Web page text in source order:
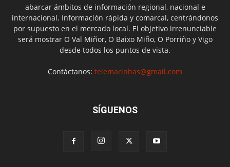
abarcar ámbitos de información regional, nacional e
internacional. Información rápida y comarcal, centrándonos
por supuesto en el mercado local. El objetivo irrenunciable
será mostrar O Val Miñor, O Baixo Miño, O Porriño y Vigo
desde todos los puntos de vista.
Contáctanos: telemarinhas@gmail.com
SÍGUENOS